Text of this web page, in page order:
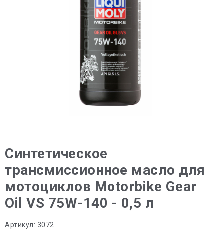
Синтетическое
трансмиссионное масло для
мотоциклов Motorbike Gear
Oil VS 75W-140 - 0,5 л
Артикул: 3072